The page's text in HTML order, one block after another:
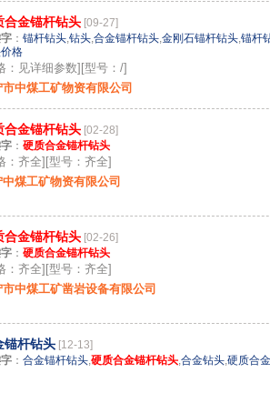
合金锚杆钻头 [09-27]
： 锚杆钻头,钻头,合金锚杆钻头,金刚石锚杆钻头,锚杆
格
：见详细参数][型号：/]
中煤工矿物资有限公司
合金锚杆钻头 [02-28]
： 硬质合金锚杆钻头
：齐全][型号：齐全]
煤工矿物资有限公司
合金锚杆钻头 [02-26]
： 硬质合金锚杆钻头
：齐全][型号：齐全]
中煤工矿凿岩设备有限公司
锚杆钻头 [12-13]
： 合金锚杆钻头,硬质合金锚杆钻头,合金钻头,硬质合